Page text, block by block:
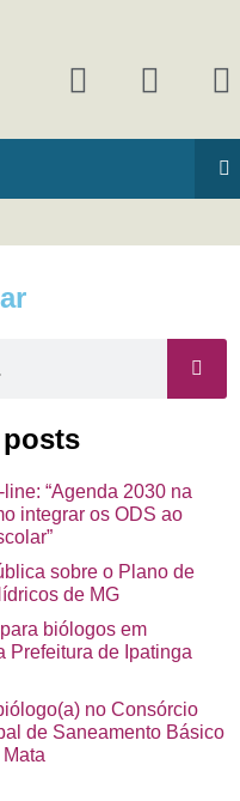
F
a
c
b
I
n
s
a
m
Y
o
u
t
u
“Agenda 2030 na
integrar os ODS ao
sobre o Plano de
de MG
biólogos em
Prefeitura de Ipatinga
no Consórcio
de Saneamento Básico